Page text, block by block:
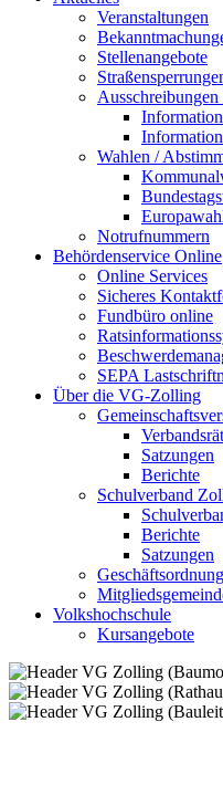
Veranstaltungen
Stellenangebote
Ausschreibungen
Wahlen /
Notrufnummern
Behördenservice Online
Online Services
Sicheres
Fundbüro online
SEPA
Über die VG-Zolling
Satzungen
Berichte
Schulverband
Berichte
Satzungen
Volkshochschule
Kursangebote